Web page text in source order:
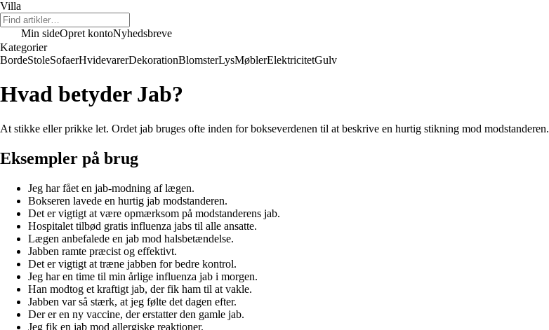
Villa
Min sideOpret kontoNyhedsbreve
Kategorier
BordeStoleSofaerHvidevarerDekorationBlomsterLysMøblerElektricitetGulv
Hvad betyder Jab?
At stikke eller prikke let. Ordet jab bruges ofte inden for bokseverdenen til at beskrive en hurtig stikning mod modstanderen.
Eksempler på brug
Jeg har fået en jab-modning af lægen.
Bokseren lavede en hurtig jab modstanderen.
Det er vigtigt at være opmærksom på modstanderens jab.
Hospitalet tilbød gratis influenza jabs til alle ansatte.
Lægen anbefalede en jab mod halsbetændelse.
Jabben ramte præcist og effektivt.
Det er vigtigt at træne jabben for bedre kontrol.
Jeg har en time til min årlige influenza jab i morgen.
Han modtog et kraftigt jab, der fik ham til at vakle.
Jabben var så stærk, at jeg følte det dagen efter.
Der er en ny vaccine, der erstatter den gamle jab.
Jeg fik en jab mod allergiske reaktioner.